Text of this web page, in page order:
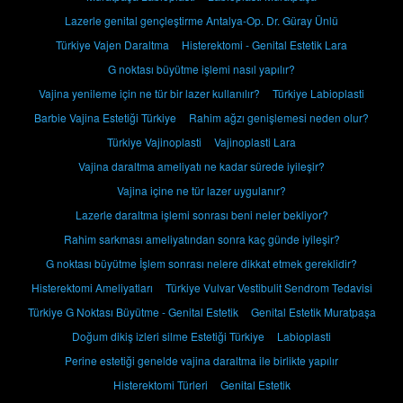
Lazerle genital gençleştirme Antalya-Op. Dr. Güray Ünlü
Türkiye Vajen Daraltma
Histerektomi - Genital Estetik Lara
G noktası büyütme işlemi nasıl yapılır?
Vajina yenileme için ne tür bir lazer kullanılır?
Türkiye Labioplasti
Barbie Vajina Estetiği Türkiye
Rahim ağzı genişlemesi neden olur?
Türkiye Vajinoplasti
Vajinoplasti Lara
Vajina daraltma ameliyatı ne kadar sürede iyileşir?
Vajina içine ne tür lazer uygulanır?
Lazerle daraltma işlemi sonrası beni neler bekliyor?
Rahim sarkması ameliyatından sonra kaç günde iyileşir?
G noktası büyütme İşlem sonrası nelere dikkat etmek gereklidir?
Histerektomi Ameliyatları
Türkiye Vulvar Vestibulit Sendrom Tedavisi
Türkiye G Noktası Büyütme - Genital Estetik
Genital Estetik Muratpaşa
Doğum dikiş izleri silme Estetiği Türkiye
Labioplasti
Perine estetiği genelde vajina daraltma ile birlikte yapılır
Histerektomi Türleri
Genital Estetik